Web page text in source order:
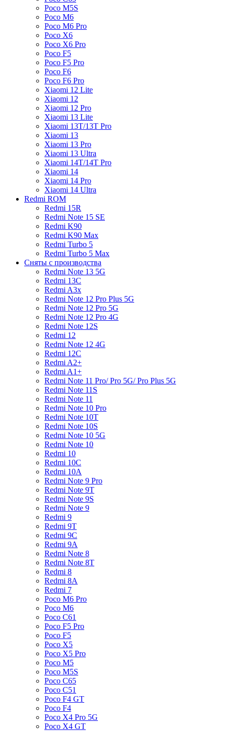
Poco M5S
Poco M6
Poco M6 Pro
Poco X6
Poco X6 Pro
Poco F5
Poco F5 Pro
Poco F6
Poco F6 Pro
Xiaomi 12 Lite
Xiaomi 12
Xiaomi 12 Pro
Xiaomi 13 Lite
Xiaomi 13T/13T Pro
Xiaomi 13
Xiaomi 13 Pro
Xiaomi 13 Ultra
Xiaomi 14T/14T Pro
Xiaomi 14
Xiaomi 14 Pro
Xiaomi 14 Ultra
Redmi ROM
Redmi 15R
Redmi Note 15 SE
Redmi K90
Redmi K90 Max
Redmi Turbo 5
Redmi Turbo 5 Max
Сняты с производства
Redmi Note 13 5G
Redmi 13C
Redmi A3x
Redmi Note 12 Pro Plus 5G
Redmi Note 12 Pro 5G
Redmi Note 12 Pro 4G
Redmi Note 12S
Redmi 12
Redmi Note 12 4G
Redmi 12C
Redmi A2+
Redmi A1+
Redmi Note 11 Pro/ Pro 5G/ Pro Plus 5G
Redmi Note 11S
Redmi Note 11
Redmi Note 10 Pro
Redmi Note 10T
Redmi Note 10S
Redmi Note 10 5G
Redmi Note 10
Redmi 10
Redmi 10C
Redmi 10A
Redmi Note 9 Pro
Redmi Note 9T
Redmi Note 9S
Redmi Note 9
Redmi 9
Redmi 9T
Redmi 9C
Redmi 9A
Redmi Note 8
Redmi Note 8T
Redmi 8
Redmi 8A
Redmi 7
Poco M6 Pro
Poco M6
Poco C61
Poco F5 Pro
Poco F5
Poco X5
Poco X5 Pro
Poco M5
Poco M5S
Poco C65
Poco C51
Poco F4 GT
Poco F4
Poco X4 Pro 5G
Poco X4 GT